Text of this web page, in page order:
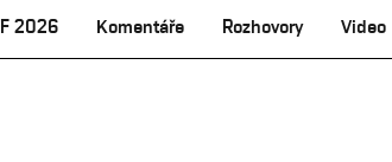
2026 Komentáře Rozhovory Video